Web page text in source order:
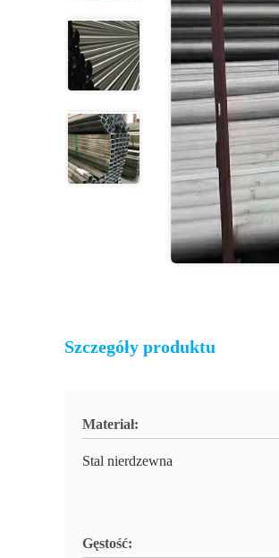
Szczegóły produktu
Materiał:
Stal nierdzewna
Gęstość: